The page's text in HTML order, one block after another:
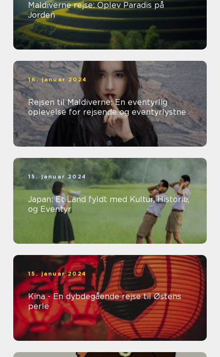
Maldiverne rejse: Oplev Paradis på
Jorden
16. januar 2024
Rejsen til Maldiverne: En eventyrlig
oplevelse for rejsende og eventyrlystne
15. januar 2024
Japan: Et Land fyldt med Kultur, Historie,
og Eventyr
15. januar 2024
Kina - En dybdegående rejse til Østens
perle